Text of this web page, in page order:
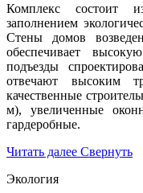
Комплекс состоит
заполнением
Стены домов
обеспечивает
подъезды
отвечают высоким
качественные
м), увеличенные
гардеробные.
Читать далее Свернуть
Экология